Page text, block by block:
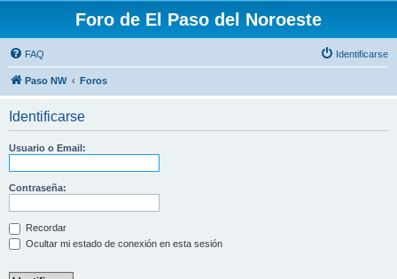
Foro de El Paso del Noroeste
FAQ Identificarse
Paso NW Foros
Identificarse
Usuario o Email:
Contraseña:
Recordar
Ocultar mi estado de conexión en esta sesión